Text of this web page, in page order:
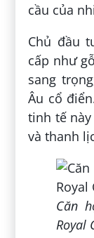
cầu của
Chủ đầu
cấp như
sang
Âu cổ
tinh tế
và thanh
Căn
Royal